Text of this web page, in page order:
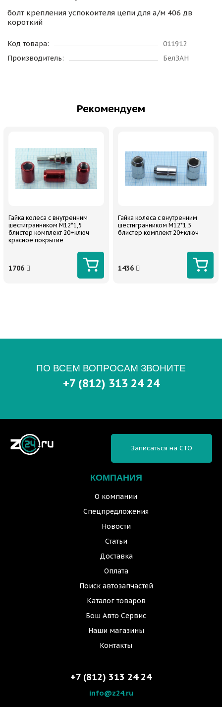
болт крепления успокоителя цепи для а/м 406 дв
короткий
Код товара:
011912
Производитель:
БелЗАН
Рекомендуем
Гайка колеса с внутренним
шестигранником М12*1,5
блистер комплект 20+ключ
красное покрытие
1706
Гайка колеса с внутренним
шестигранником М12*1,5
блистер комплект 20+ключ
1436
ПО ВСЕМ ВОПРОСАМ ЗВОНИТЕ
+7 (812) 313 24 24
КОМПАНИЯ
О компании
Спецпредложения
Новости
Статьи
Доставка
Оплата
Поиск автозапчастей
Каталог товаров
Бош Авто Сервис
Наши магазины
Контакты
Записаться на СТО
+7 (812) 313 24 24
info@z24.ru